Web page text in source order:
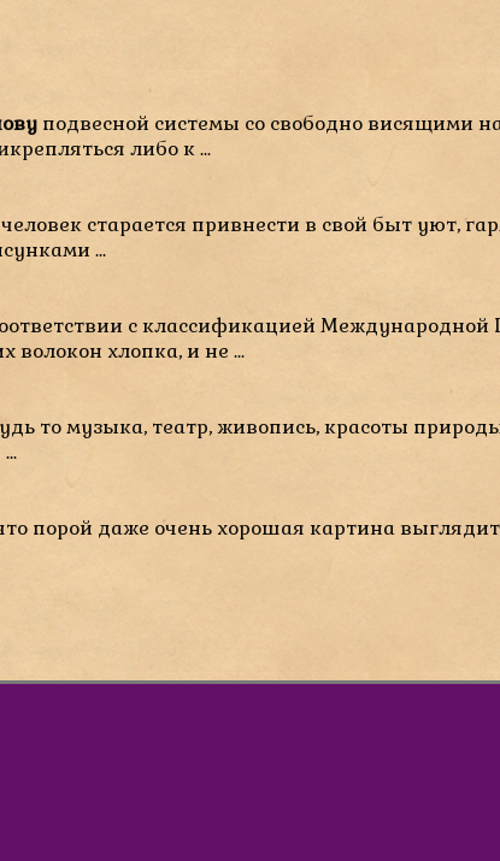
подвесной системы со свободно висящими
либо к ...
старается привнести в свой быт уют,
...
с классификацией Международной
волокон хлопка, и не ...
то музыка, театр, живопись, красоты
порой даже очень хорошая картина